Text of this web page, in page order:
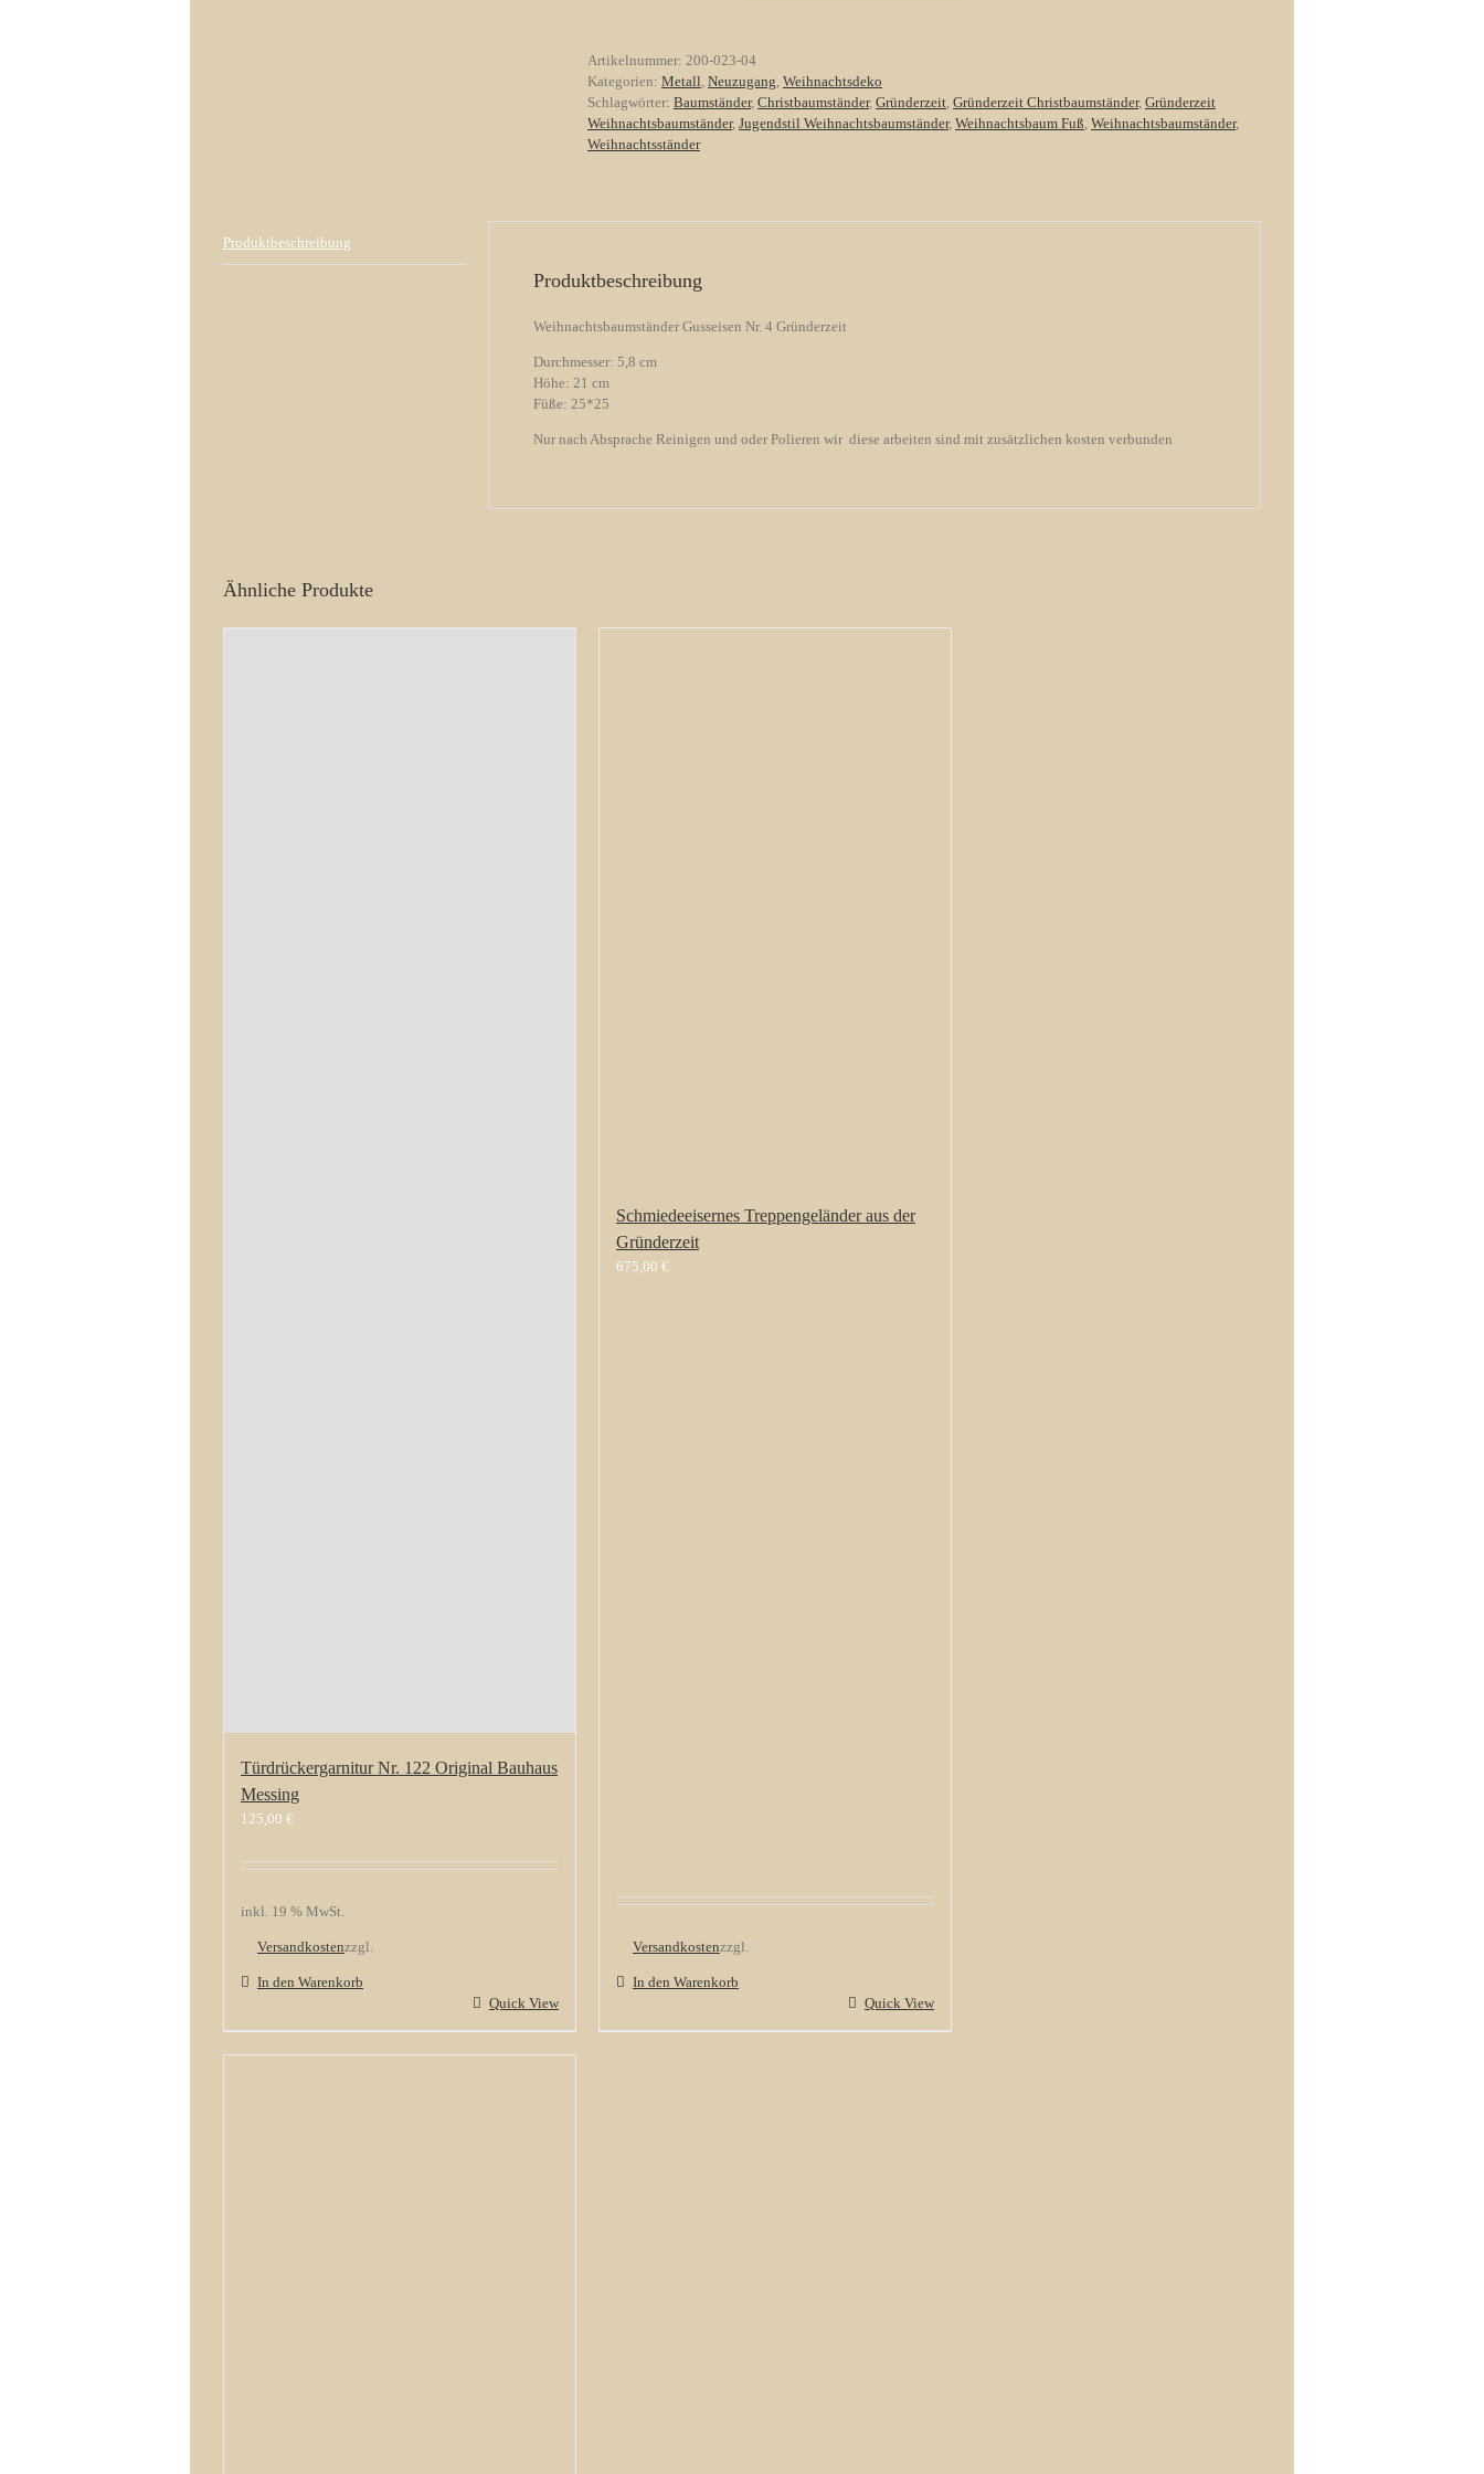
Gründerzeit
Menge
Artikelnummer: 200-023-04
Kategorien: Metall, Neuzugang, Weihnachtsdeko
Schlagwörter: Baumständer, Christbaumständer, Gründerzeit, Gründerzeit Christbaumständer, Gründerzeit
Weihnachtsbaumständer, Jugendstil Weihnachtsbaumständer, Weihnachtsbaum Fuß, Weihnachtsbaumständer,
Weihnachtsständer
Produktbeschreibung
Produktbeschreibung
Weihnachtsbaumständer Gusseisen Nr. 4 Gründerzeit
Durchmesser: 5,8 cm
Höhe: 21 cm
Füße: 25*25
Nur nach Absprache Reinigen und oder Polieren wir diese arbeiten sind mit zusätzlichen kosten verbunden
Ähnliche Produkte
Türdrückergarnitur Nr. 122 Original Bauhaus
Messing
125,00 €
inkl. 19 % MwSt.
zzgl.
Versandkosten
In den Warenkorb
Quick View
Schmiedeeisernes Treppengeländer aus der
Gründerzeit
675,00 €
zzgl.
Versandkosten
In den Warenkorb
Quick View